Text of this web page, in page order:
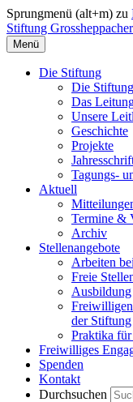
Sprungmenü (alt+m) zu
Stiftung
Menü
Die Stiftung
Die Stiftung
Das
Unsere
Geschichte
Projekte
Tagungs-
Aktuell
Termine &
Archiv
Stellenangebote
Arbeiten
Freie
Ausbildung
der Stiftung
Praktika
Freiwilliges
Spenden
Kontakt
Durchsuchen